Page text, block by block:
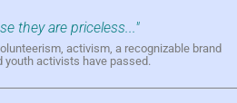
they are priceless..."
activism, a recognizable brand
youth activists have passed.